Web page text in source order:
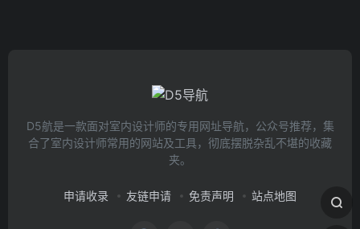
D5航是一款面对室内设计师的专用网址导航，公众号推荐，集
合了室内设计师常用的网站及工具，彻底摆脱杂乱不堪的收藏
夹。
申请收录 友链申请 免责声明 站点地图